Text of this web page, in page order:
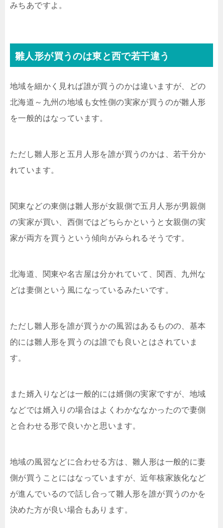
みちあですよ。
雛人形が買うのは東と西で若干違う
地域を細かく見れば誰が買うのかは違いますが、どの
北海道～九州の地域も女性側の実家が買うのが雛人形
を一般的はなっています。
ただし雛人形と五月人形を誰が買うのかは、若干分か
れています。
関東などの東側は雛人形が女親側で五月人形が男親側
の実家が買い、西側ではどちらかというと女親側の実
家が両方を買うという傾向がみられるそうです。
北海道、関東や名古屋は分かれていて、関西、九州な
どは妻側という風になっているみたいです。
ただし雛人形を誰が買うかの風習はあるものの、基本
的には雛人形を買うのは誰でも良いとはされていま
す。
また婿入りなどは一般的には婿側の実家ですが、地域
などでは婿入りの場合はよくわかななかったので妻側
と合わせる形で良いかと思います。
地域の風習などに合わせる方は、雛人形は一般的に妻
側が買うことにはなっていますが、近年核家族化など
が進んでいるので話し合って雛人形を誰が買うのかを
決めた方が良い場合もあります。